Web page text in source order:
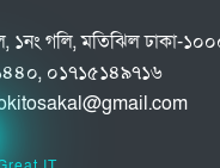
১নং গলি, মতিঝিল ঢাকা-
০১৭১৫১৪৯৭১৬